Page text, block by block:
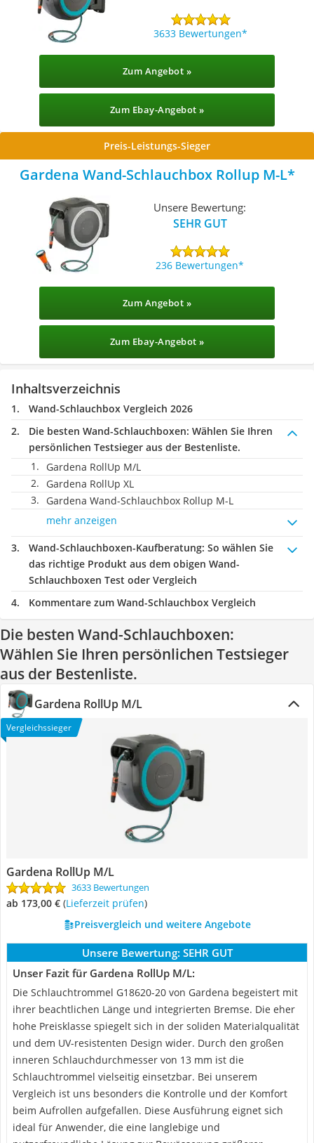
3633 Bewertungen
Zum Angebot »
Zum Ebay-Angebot »
Preis-Leistungs-Sieger
Gardena Wand-Schlauchbox Rollup M-L
Unsere Bewertung:
SEHR GUT
236 Bewertungen
Zum Angebot »
Zum Ebay-Angebot »
Inhaltsverzeichnis
Wand-Schlauchbox Vergleich 2026
Die besten Wand-Schlauchboxen: Wählen Sie Ihren
persönlichen Testsieger aus der Bestenliste.
Gardena RollUp M/L
Gardena RollUp XL
Gardena Wand-Schlauchbox Rollup M-L
mehr anzeigen
Wand-Schlauchboxen-Kaufberatung: So wählen Sie
das richtige Produkt aus dem obigen Wand-
Schlauchboxen Test oder Vergleich
Kommentare zum Wand-Schlauchbox Vergleich
Die besten Wand-Schlauchboxen:
Wählen Sie Ihren persönlichen Testsieger
aus der Bestenliste.
Gardena RollUp M/L
Vergleichssieger
Gardena RollUp M/L
3633 Bewertungen
ab 173,00 € (Lieferzeit prüfen)
Preisvergleich und weitere Angebote
Unsere Bewertung: SEHR GUT
Unser Fazit für Gardena RollUp M/L:
Die Schlauchtrommel G18620-20 von Gardena begeistert mit
ihrer beachtlichen Länge und integrierten Bremse. Die eher
hohe Preisklasse spiegelt sich in der soliden Materialqualität
und dem UV-resistenten Design wider. Durch den großen
inneren Schlauchdurchmesser von 13 mm ist die
Schlauchtrommel vielseitig einsetzbar. Bei unserem
Vergleich ist uns besonders die Kontrolle und der Komfort
beim Aufrollen aufgefallen. Diese Ausführung eignet sich
ideal für Anwender, die eine langlebige und